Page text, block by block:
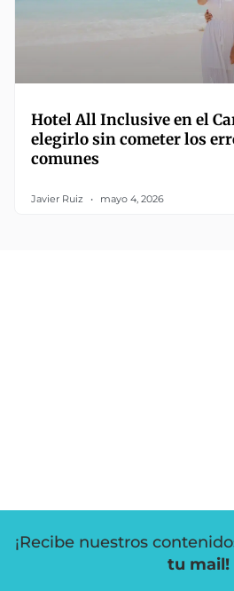
Hotel All Inclusive en el
elegirlo sin cometer los
comunes
Javier Ruiz mayo 4, 2026
¡Recibe nuestros
tu mail!